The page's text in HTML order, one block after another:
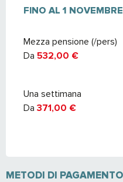
DAL7 FEBBRAIO
FINO AL 1
Mezza pensione (/pers)
Da 532,00 €
Una settimana
Da 371,00 €
METODI DI PAGAMENTO